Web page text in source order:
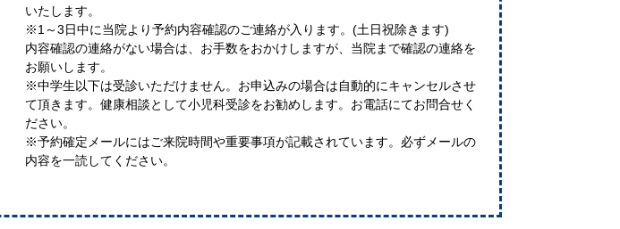
いたします。
※1～3日中に当院より予約内容確認のご連絡が入ります。(土日祝除きます)
内容確認の連絡がない場合は、お手数をおかけしますが、当院まで確認の連絡を
お願いします。
※中学生以下は受診いただけません。お申込みの場合は自動的にキャンセルさせ
て頂きます。健康相談として小児科受診をお勧めします。お電話にてお問合せく
ださい。
※予約確定メールにはご来院時間や重要事項が記載されています。必ずメールの
内容を一読してください。